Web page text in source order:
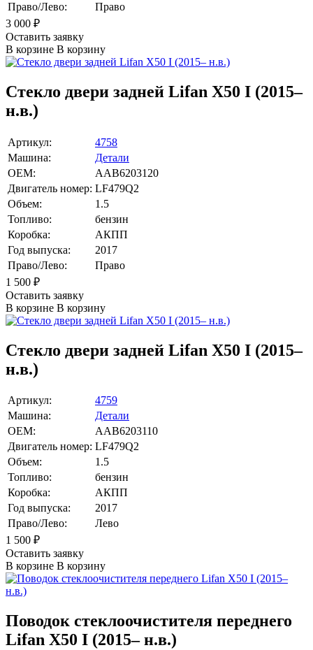
Право/Лево:
Право
3 000 ₽
Оставить заявку
В корзине В корзину
Стекло двери задней Lifan X50 I (2015–
н.в.)
Артикул:
4758
Машина:
Детали
OEM:
AAB6203120
Двигатель номер: LF479Q2
Объем:
1.5
Топливо:
бензин
Коробка:
АКПП
Год выпуска:
2017
Право/Лево:
Право
1 500 ₽
Оставить заявку
В корзине В корзину
Стекло двери задней Lifan X50 I (2015–
н.в.)
Артикул:
4759
Машина:
Детали
OEM:
AAB6203110
Двигатель номер: LF479Q2
Объем:
1.5
Топливо:
бензин
Коробка:
АКПП
Год выпуска:
2017
Право/Лево:
Лево
1 500 ₽
Оставить заявку
В корзине В корзину
Поводок стеклоочистителя переднего
Lifan X50 I (2015– н.в.)